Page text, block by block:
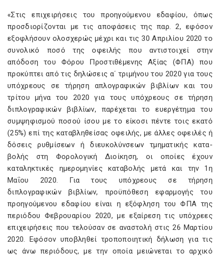
«Στις επιχειρήσεις του προηγούμενου εδαφίου, όπως
προσδιορίζονται με τις αποφάσεις της παρ. 2, εφόσον
εξοφλήσουν ολοσχερώς μέχρι και τις 30 Απριλίου 2020 το
συνολικό ποσό της οφειλής που αντιστοιχεί στην
απόδοση του Φόρου Προστιθέμενης Αξίας (ΦΠΑ) που
προκύπτει από τις δηλώσεις α΄ τριμήνου του 2020 για τους
υπόχρεους σε τήρηση απλογραφικών βιβλίων και του
τρίτου μήνα του 2020 για τους υπόχρεους σε τήρηση
διπλογραφικών βιβλίων, παρέχεται το ευεργέτημα του
συμψηφισμού ποσού ίσου με το είκοσι πέντε τοις εκατό
(25%) επί της καταβληθείσας οφειλής, με άλλες οφειλές ή
δόσεις ρυθμίσεων ή διευκολύνσεων τμηματικής κατα-
βολής στη Φορολογική Διοίκηση, οι οποίες έχουν
καταληκτικές ημερομηνίες καταβολής μετά και την 1η
Μαΐου 2020. Για τους υπόχρεους σε τήρηση
διπλογραφικών βιβλίων, προϋπόθεση εφαρμογής του
προηγούμενου εδαφίου είναι η εξόφληση του ΦΠΑ της
περιόδου Φεβρουαρίου 2020, με εξαίρεση τις υπόχρεες
επιχειρήσεις που τελούσαν σε αναστολή στις 26 Μαρτίου
2020. Εφόσον υποβληθεί τροποποιητική δήλωση για τις
ως άνω περιόδους, με την οποία μειώνεται το αρχικό